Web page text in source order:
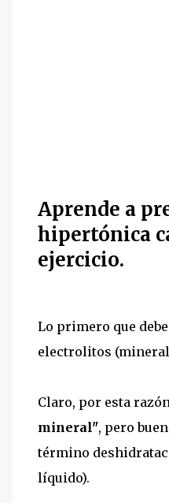
Aprende a
hipertónica
ejercicio.
Lo primero que
electrolitos
Claro, por esta
mineral", pero
término
líquido).